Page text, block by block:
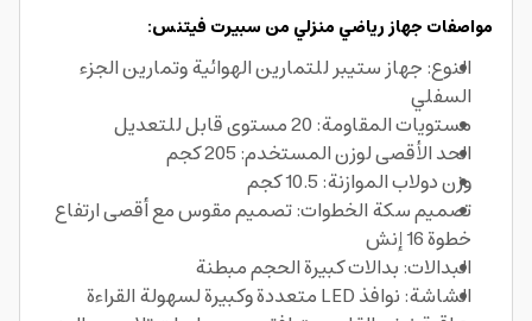
مواصفات جهاز رياضي منزلي من سبيرت فيتنس:
النوع: جهاز ستيبر للتمارين الهوائية وتمارين الجزء
السفلي
مستويات المقاومة: 20 مستوى قابل للتعديل
الحد الأقصى لوزن المستخدم: 205 كجم
وزن دولاب الموازنة: 10.5 كجم
تصميم سكة الخطوات: تصميم مقوس مع أقصى ارتفاع
خطوة 16 إنش
البدالات: بدالات كبيرة الحجم مبطنة
الشاشة: نوافذ LED متعددة وكبيرة لسهولة القراءة